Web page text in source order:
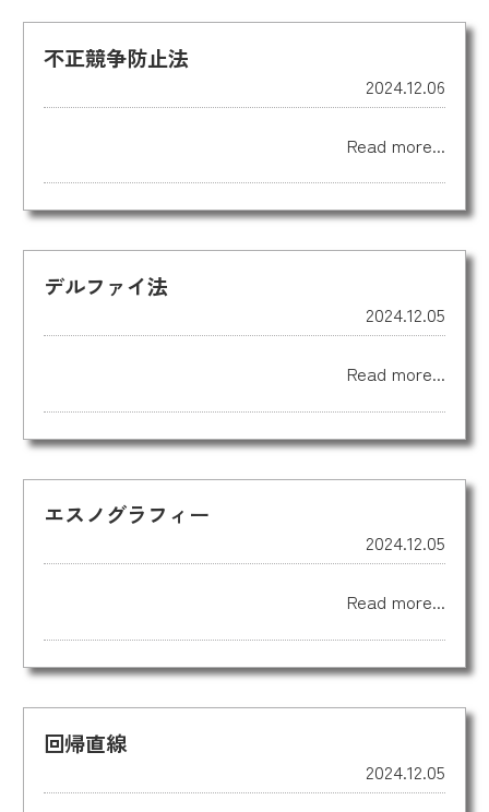
不正競争防止法
2024.12.06
Read more...
デルファイ法
2024.12.05
Read more...
エスノグラフィー
2024.12.05
Read more...
回帰直線
2024.12.05